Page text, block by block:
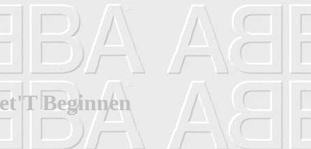
Beginnen